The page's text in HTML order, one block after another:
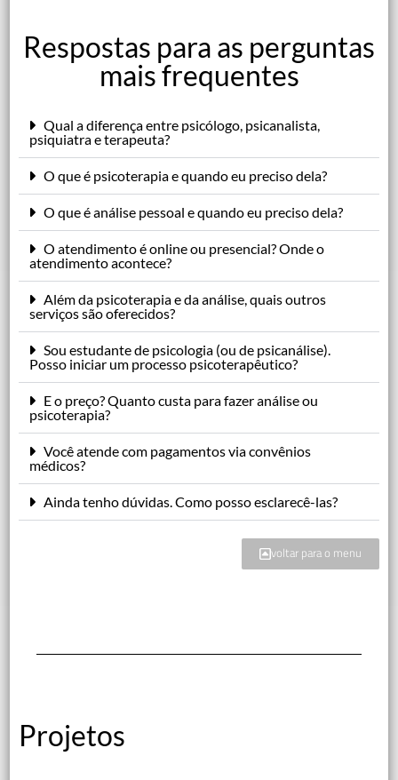
Respostas para as perguntas
mais frequentes
Qual a diferença entre psicólogo, psicanalista,
psiquiatra e terapeuta?
O que é psicoterapia e quando eu preciso dela?
O que é análise pessoal e quando eu preciso dela?
O atendimento é online ou presencial? Onde o
atendimento acontece?
Além da psicoterapia e da análise, quais outros
serviços são oferecidos?
Sou estudante de psicologia (ou de psicanálise).
Posso iniciar um processo psicoterapêutico?
E o preço? Quanto custa para fazer análise ou
psicoterapia?
Você atende com pagamentos via convênios
médicos?
Ainda tenho dúvidas. Como posso esclarecê-las?
voltar para o menu
Projetos